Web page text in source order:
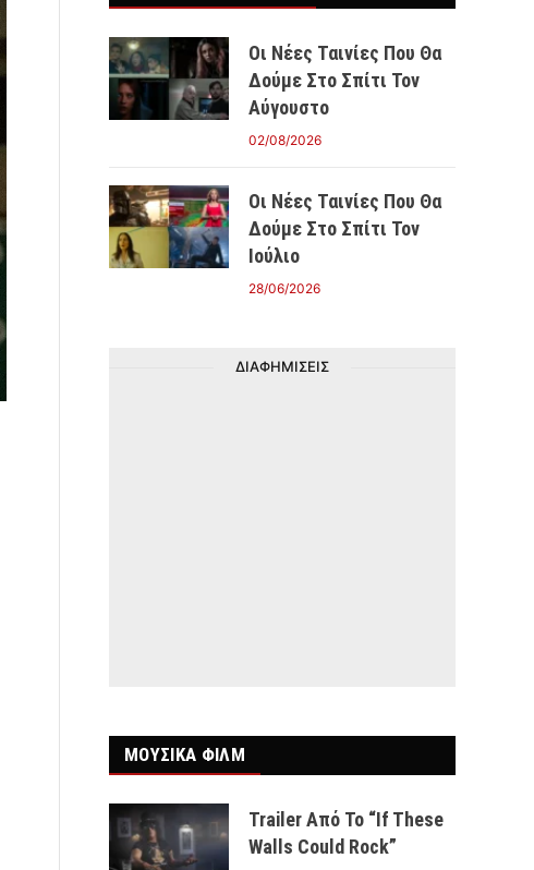
Οι Νέες Ταινίες Που Θα
Δούμε Στο Σπίτι Τον
Αύγουστο
02/08/2026
Οι Νέες Ταινίες Που Θα
Δούμε Στο Σπίτι Τον
Ιούλιο
28/06/2026
ΔΙΑΦΗΜΙΣΕΙΣ
ΜΟΥΣΙΚΑ ΦΙΛΜ
Trailer Από Το “If These
Walls Could Rock”